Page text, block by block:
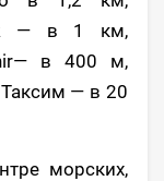
— в 1 км,
в 400 м,
— в 20
морских,